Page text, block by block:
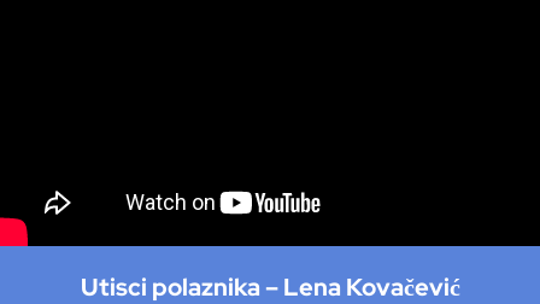
Utisci polaznika –Lena Kovačević